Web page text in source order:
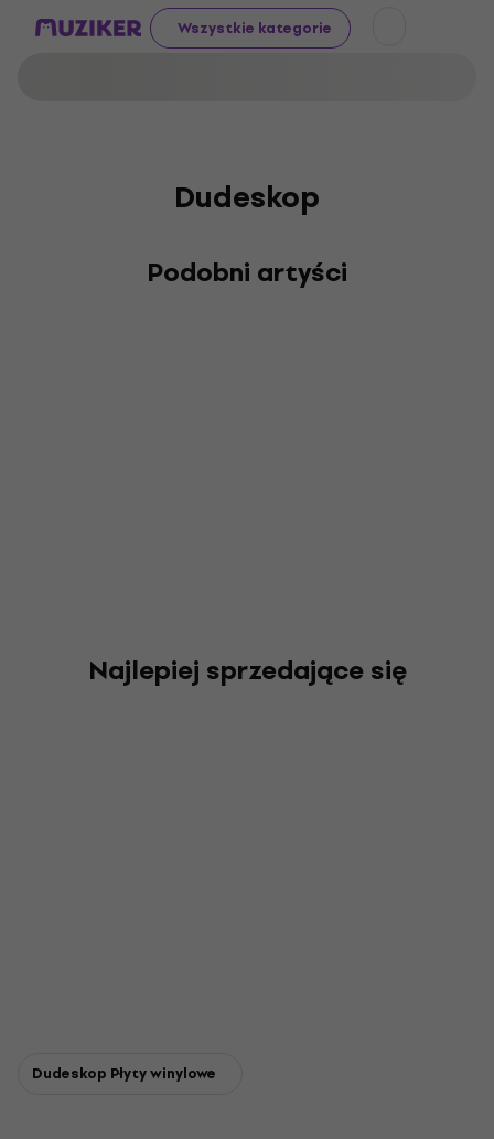
Wszystkie kategorie
Dudeskop
Podobni artyści
Najlepiej sprzedające się
Dudeskop Płyty winylowe